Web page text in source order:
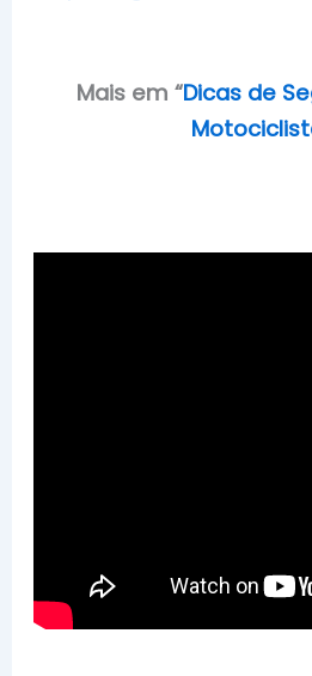
Mais em “Dicas de